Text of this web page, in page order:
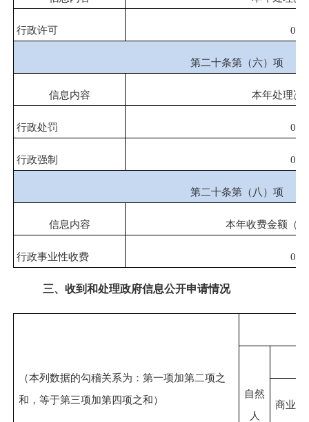
行政许可 0
第二十条第（六）项
信息内容 本年处理决
行政处罚 0
行政强制 0
第二十条第（八）项
信息内容 本年收费金额（
行政事业性收费 0
三、收到和处理政府信息公开申请情况
（本列数据的勾稽关系为：第一项加第二项之
和，等于第三项加第四项之和）
自然
人
商业